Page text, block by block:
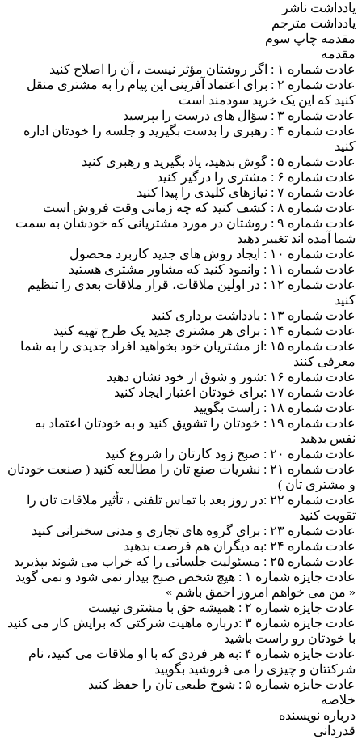
یادداشت ناشر
یادداشت مترجم
مقدمه چاپ سوم
مقدمه
عادت شماره ۱ : اگر روشتان مؤثر نیست ، آن را اصلاح کنید
عادت شماره ۲ : برای اعتماد آفرینی این پیام را به مشتری منقل
کنید که این یک خرید سودمند است
عادت شماره ۳ : سؤال های درست را بپرسید
عادت شماره ۴ : رهبری را بدست بگیرید و جلسه را خودتان اداره
کنید
عادت شماره ۵ : گوش بدهید، یاد بگیرید و رهبری کنید
عادت شماره ۶ : مشتری را درگیر کنید
عادت شماره ۷ : نیازهای کلیدی را پیدا کنید
عادت شماره ۸ : کشف کنید که چه زمانی وقت فروش است
عادت شماره ۹ : روشتان در مورد مشتریانی که خودشان به سمت
شما آمده اند تغییر دهید
عادت شماره ۱۰ : ایجاد روش های جدید کاربرد محصول
عادت شماره ۱۱ : وانمود کنید که مشاور مشتری هستید
عادت شماره ۱۲ : در اولین ملاقات، قرار ملاقات بعدی را تنظیم
کنید
عادت شماره ۱۳ : یادداشت برداری کنید
عادت شماره ۱۴ : برای هر مشتری جدید یک طرح تهیه کنید
عادت شماره ۱۵ :از مشتریان خود بخواهید افراد جدیدی را به شما
معرفی کنند
عادت شماره ۱۶ :شور و شوق از خود نشان دهید
عادت شماره ۱۷ :برای خودتان اعتبار ایجاد کنید
عادت شماره ۱۸ : راست بگویید
عادت شماره ۱۹ : خودتان را تشویق کنید و به خودتان اعتماد به
نفس بدهید
عادت شماره ۲۰ : صبح زود کارتان را شروع کنید
عادت شماره ۲۱ : نشریات صنع تان را مطالعه کنید ( صنعت خودتان
و مشتری تان )
عادت شماره ۲۲ :در روز بعد با تماس تلفنی ، تأثیر ملاقات تان را
تقویت کنید
عادت شماره ۲۳ : برای گروه های تجاری و مدنی سخنرانی کنید
عادت شماره ۲۴ :به دیگران هم فرصت بدهید
عادت شماره ۲۵ : مسئولیت جلساتی را که خراب می شوند بپذیرید
عادت جایزه شماره ۱ : هیچ شخص صبح بیدار نمی شود و نمی گوید
« من می خواهم امروز احمق باشم »
عادت جایزه شماره ۲ : همیشه حق با مشتری نیست
عادت جایزه شماره ۳ :درباره ماهیت شرکتی که برایش کار می کنید
با خودتان رو راست باشید
عادت جایزه شماره ۴ :به هر فردی که با او ملاقات می کنید، نام
شرکتتان و چیزی را می فروشید بگویید
عادت جایزه شماره ۵ : شوخ طبعی تان را حفظ کنید
خلاصه
درباره نویسنده
قدردانی